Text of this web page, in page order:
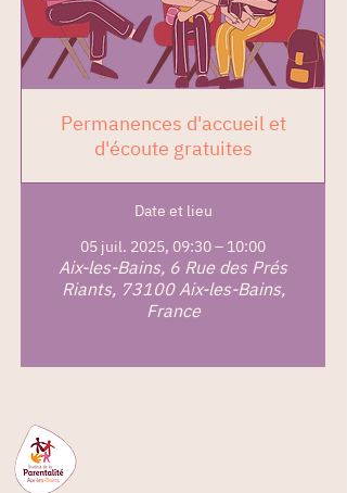
Permanences d'accueil et
d'écoute gratuites
Date et lieu
05 juil. 2025, 09:30 – 10:00
Aix-les-Bains, 6 Rue des Prés
Riants, 73100 Aix-les-Bains,
France